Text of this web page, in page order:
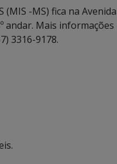
(MIS -MS) fica na Avenida
andar. Mais informações
3316-9178.